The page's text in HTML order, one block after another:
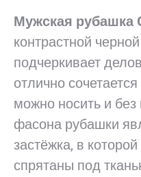
Мужская рубашка
контрастной
подчеркивает
отлично
можно носить и
фасона рубашки
застёжка, в
спрятаны под